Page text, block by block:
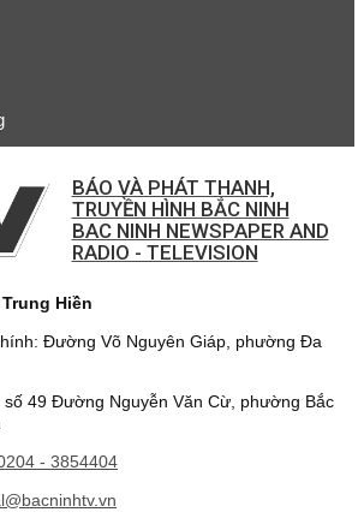
BÁO VÀ PHÁT THANH,
TRUYỀN HÌNH BẮC NINH
BAC NINH NEWSPAPER AND
RADIO - TELEVISION
Hiền
Đường Võ Nguyên Giáp, phường Đa
Nguyễn Văn Cừ, phường Bắc
- 3854404